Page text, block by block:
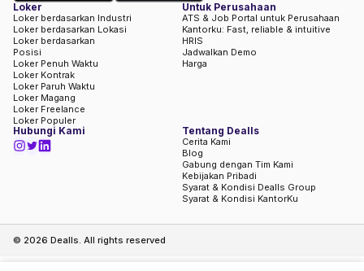
Loker
Loker berdasarkan Industri
Loker berdasarkan Lokasi
Loker berdasarkan
Posisi
Loker Penuh Waktu
Loker Kontrak
Loker Paruh Waktu
Loker Magang
Loker Freelance
Loker Populer
Untuk Perusahaan
ATS & Job Portal untuk Perusahaan
Kantorku: Fast, reliable & intuitive
HRIS
Jadwalkan Demo
Harga
Hubungi Kami Tentang Dealls
Cerita Kami
Blog
Gabung dengan Tim Kami
Kebijakan Pribadi
Syarat & Kondisi Dealls Group
Syarat & Kondisi KantorKu
© 2026 Dealls. All rights reserved